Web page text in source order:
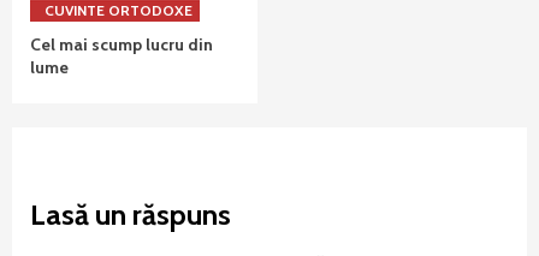
CUVINTE ORTODOXE
Cel mai scump lucru din
lume
Lasă un răspuns